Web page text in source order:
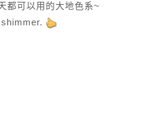
都可以用的大地色系~